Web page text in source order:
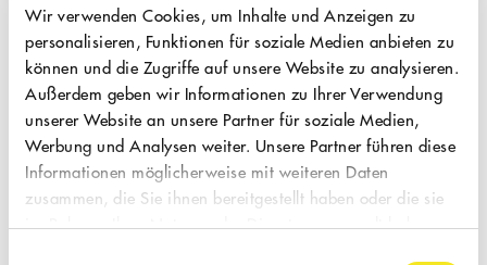
Wir verwenden Cookies, um Inhalte und Anzeigen zu
personalisieren, Funktionen für soziale Medien anbieten zu
können und die Zugriffe auf unsere Website zu analysieren.
Außerdem geben wir Informationen zu Ihrer Verwendung
unserer Website an unsere Partner für soziale Medien,
Werbung und Analysen weiter. Unsere Partner führen diese
Informationen möglicherweise mit weiteren Daten
zusammen, die Sie ihnen bereitgestellt haben oder die sie
im Rahmen Ihrer Nutzung der Dienste gesammelt haben.
im Spiel auf die Bühne. Koproduktion pulk
fiktion mit FFT Düsseldorf & FWT. Für alle
ab 5 JahrenHEUTE KÖLN-PREMIERE
Kinder Koproduktion
Rollstuhlgerecht